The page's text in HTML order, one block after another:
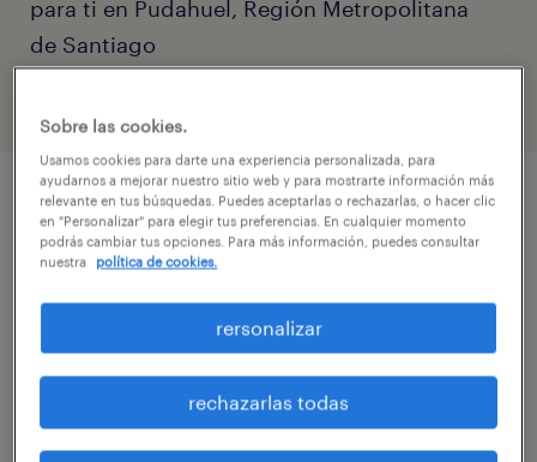
para ti en Pudahuel, Región Metropolitana
de Santiago
técnico mecanico pudahuel
pudahuel, región metropolitana de santiago
temporal
$950.000 - $1.000.000 por mes
publicado el 7 agosto 2026
Sobre las cookies.
Usamos cookies para darte una experiencia personalizada, para
ayudarnos a mejorar nuestro sitio web y para mostrarte información más
relevante en tus búsquedas. Puedes aceptarlas o rechazarlas, o hacer clic
en "Personalizar" para elegir tus preferencias. En cualquier momento
podrás cambiar tus opciones. Para más información, puedes consultar
nuestra
política de cookies.
rersonalizar
rechazarlas todas